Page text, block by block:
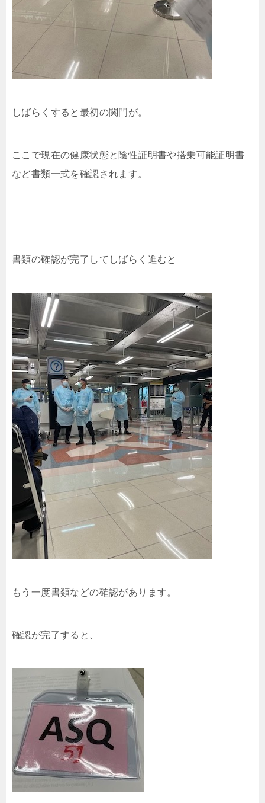
しばらくすると最初の関門が。
ここで現在の健康状態と陰性証明書や搭乗可能証明書
など書類一式を確認されます。
書類の確認が完了してしばらく進むと
もう一度書類などの確認があります。
確認が完了すると、